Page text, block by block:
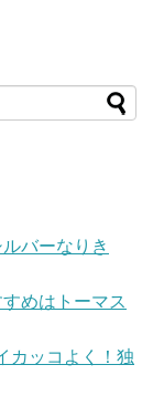
バーなりき
めはトーマス
カッコよく！独